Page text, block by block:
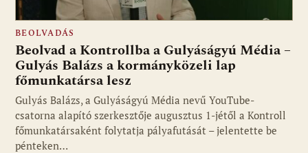
BEOLVADÁS
Beolvad a Kontrollba a Gulyáságyú Média –
Gulyás Balázs a kormányközeli lap
főmunkatársa lesz
Gulyás Balázs, a Gulyáságyú Média nevű YouTube-
csatorna alapító szerkesztője augusztus 1-jétől a Kontroll
főmunkatársaként folytatja pályafutását – jelentette be
pénteken…